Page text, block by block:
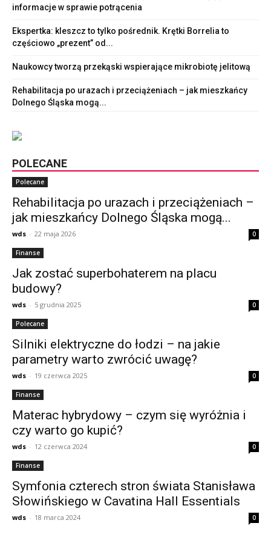
informacje w sprawie potrącenia
Ekspertka: kleszcz to tylko pośrednik. Krętki Borrelia to
częściowo „prezent” od...
Naukowcy tworzą przekąski wspierające mikrobiotę jelitową
Rehabilitacja po urazach i przeciążeniach – jak mieszkańcy
Dolnego Śląska mogą...
POLECANE
Polecane
Rehabilitacja po urazach i przeciążeniach –
jak mieszkańcy Dolnego Śląska mogą...
wds - 22 maja 2026 0
Finanse
Jak zostać superbohaterem na placu
budowy?
wds - 5 grudnia 2025 0
Polecane
Silniki elektryczne do łodzi – na jakie
parametry warto zwrócić uwagę?
wds - 19 czerwca 2025 0
Finanse
Materac hybrydowy – czym się wyróżnia i
czy warto go kupić?
wds - 12 czerwca 2024 0
Finanse
Symfonia czterech stron świata Stanisława
Słowińskiego w Cavatina Hall Essentials
wds - 18 marca 2024 0